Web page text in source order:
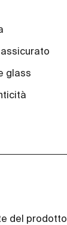
glass
del prodotto